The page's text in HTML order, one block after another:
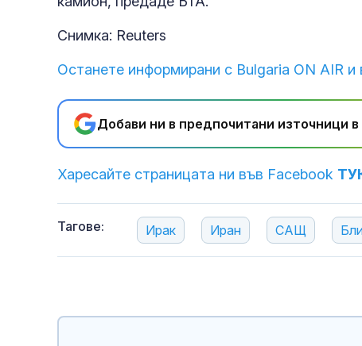
Снимка: Reuters
Останете информирани с Bulgaria ON AIR и
Добави ни в предпочитани източници в
Харесайте страницата ни във Facebook
Тагове: Ирак Иран САЩ